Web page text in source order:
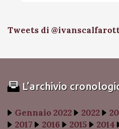
Tweets di
L’archivio
Gennaio 2022 2022
2017
2016 2015 2014